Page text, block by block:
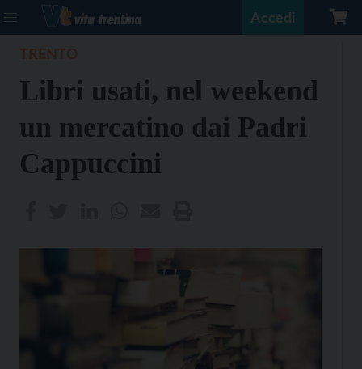
Accedi
Libri usati, nel weekend
un mercatino dai Padri
Cappuccini